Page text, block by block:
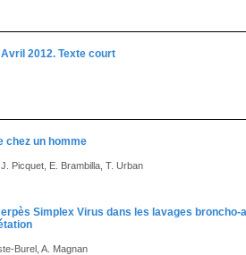
2012. Texte court
chez un homme
Picquet, E. Brambilla, T. Urban
Simplex Virus dans les lavages broncho-
Burel, A. Magnan